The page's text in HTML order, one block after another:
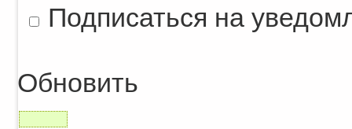
Подписаться на
Обновить